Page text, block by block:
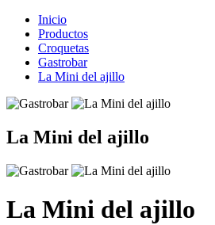
Inicio
Productos
Croquetas
Gastrobar
La Mini del ajillo
La Mini del ajillo
La Mini del ajillo